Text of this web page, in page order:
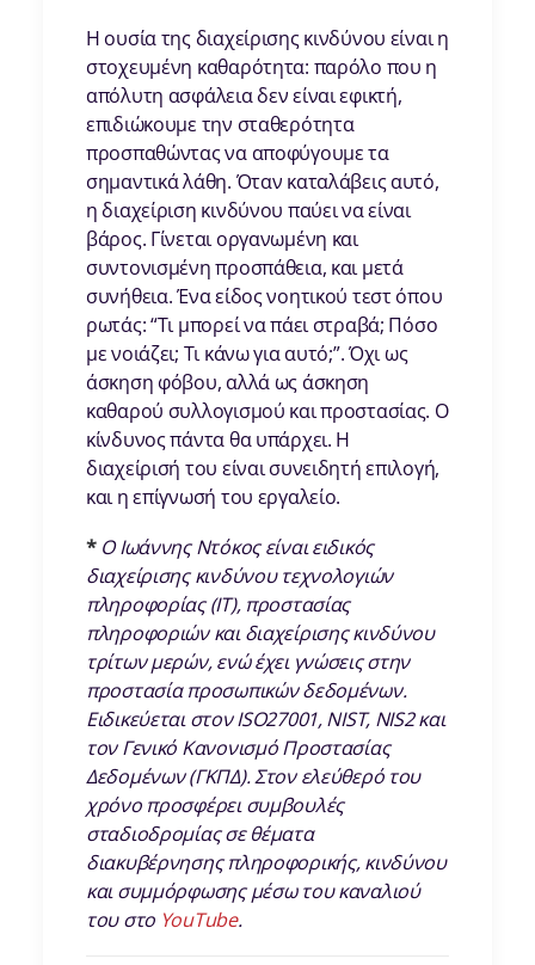
Η ουσία της διαχείρισης κινδύνου είναι η
στοχευμένη καθαρότητα: παρόλο που η
απόλυτη ασφάλεια δεν είναι εφικτή,
επιδιώκουμε την σταθερότητα
προσπαθώντας να αποφύγουμε τα
σημαντικά λάθη. Όταν καταλάβεις αυτό,
η διαχείριση κινδύνου παύει να είναι
βάρος. Γίνεται οργανωμένη και
συντονισμένη προσπάθεια, και μετά
συνήθεια. Ένα είδος νοητικού τεστ όπου
ρωτάς: “Τι μπορεί να πάει στραβά; Πόσο
με νοιάζει; Τι κάνω για αυτό;”. Όχι ως
άσκηση φόβου, αλλά ως άσκηση
καθαρού συλλογισμού και προστασίας. Ο
κίνδυνος πάντα θα υπάρχει. Η
διαχείρισή του είναι συνειδητή επιλογή,
και η επίγνωσή του εργαλείο.
* Ο Ιωάννης Ντόκος είναι ειδικός
διαχείρισης κινδύνου τεχνολογιών
πληροφορίας (IT), προστασίας
πληροφοριών και διαχείρισης κινδύνου
τρίτων μερών, ενώ έχει γνώσεις στην
προστασία προσωπικών δεδομένων.
Ειδικεύεται στον ISO27001, NIST, NIS2 και
τον Γενικό Κανονισμό Προστασίας
Δεδομένων (ΓΚΠΔ). Στον ελεύθερό του
χρόνο προσφέρει συμβουλές
σταδιοδρομίας σε θέματα
διακυβέρνησης πληροφορικής, κινδύνου
και συμμόρφωσης μέσω του καναλιού
του στο YouTube.